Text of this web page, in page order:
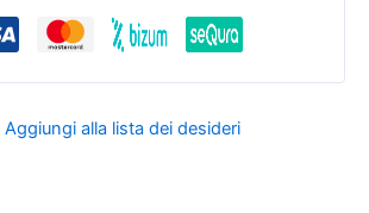
Aggiungi alla lista dei desideri